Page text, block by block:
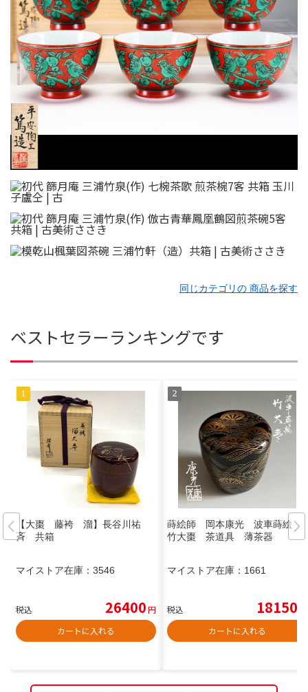
同じカテゴリの 商品を探す
ベストセラーランキングです
【大棗 藤袴 溜】長谷川祐
斉 共箱
マイストア在庫： 3546
税込 26400円
カートに入れる
蒔絵師 岡本康光 波車蒔絵
竹大棗 茶道具 薄茶器
マイストア在庫： 1661
税込 18150
カートに入れる